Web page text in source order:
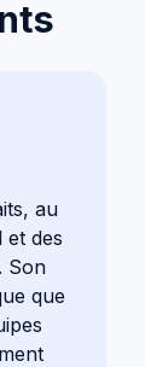
au
et des
Son
que